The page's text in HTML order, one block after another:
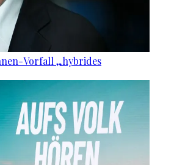
Vorfall „hybrides